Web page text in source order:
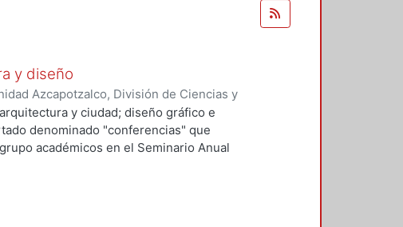
y diseño
Azcapotzalco, División de Ciencias y
del Diseño en el Tiempo,2003
Crespo, Ana, editora;Tonda Magallón,
Vidales Giovannetti, María Dolores;
y ciudad; diseño gráfico e
denominado "conferencias" que
académicos en el Seminario Anual